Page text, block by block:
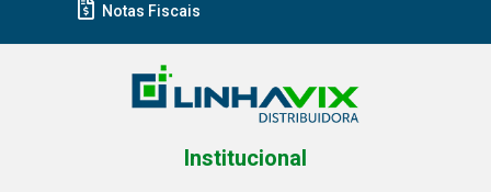
Notas Fiscais
Institucional